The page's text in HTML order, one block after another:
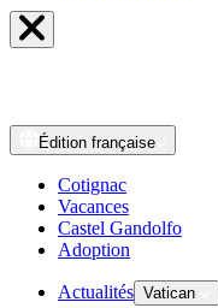
Édition française
Cotignac
Vacances
Castel Gandolfo
Adoption
Actualités Vatican